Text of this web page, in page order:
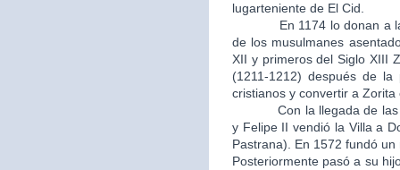
lugarteniente de El Cid.
En 1174 lo donan a la
de los musulmanes
XII y primeros del Siglo XIII
(1211-1212) después de
cristianos y convertir a
Con la llegada de las
y Felipe II vendió la Villa a
Pastrana). En 1572 fundó
Posteriormente pasó a su